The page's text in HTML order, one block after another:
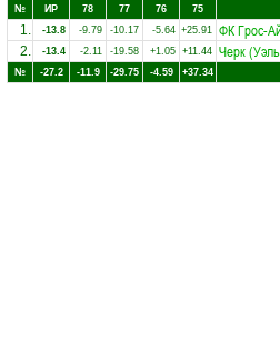
№ ИР 78 77 76 75
1.
-13.8 -9.79 -10.17 -5.64 +25.91 ФК Грос-
2. -13.4 -2.11 -19.58 +1.05 +11.44 Черк
№ -27.2 -11.9 -29.75 -4.59 +37.34